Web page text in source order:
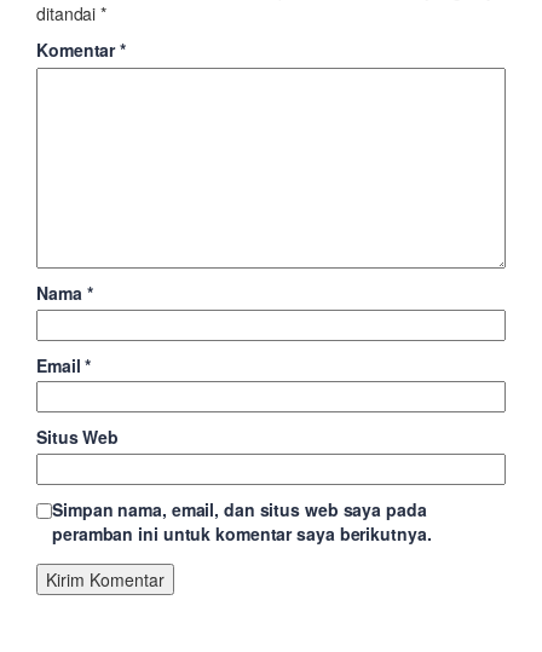
ditandai*
Komentar*
Nama *
Email*
Situs Web
Simpan nama, email, dan situs web saya pada
peramban ini untuk komentar saya berikutnya.